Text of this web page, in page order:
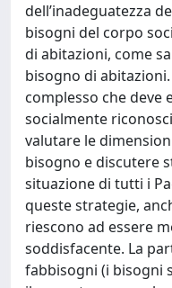
dell’inadeguatezza
bisogni del corpo
di abitazioni, come
bisogno di
complesso che deve
socialmente
valutare le
bisogno e discutere
situazione di tutti i
queste strategie,
riescono ad essere
soddisfacente. La
fabbisogni (i bisogni